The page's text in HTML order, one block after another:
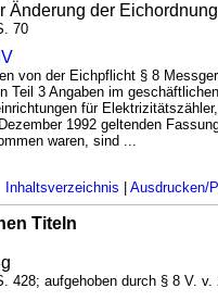
Änderung der Eichordnung
70
von der Eichpflicht § 8
Teil 3 Angaben im
für
1992 geltenden
waren, sind ...
Inhaltsverzeichnis Ausdrucken/
Titeln
428; aufgehoben durch § 8 V. v.